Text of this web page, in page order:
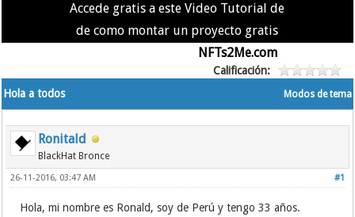
Accede gratis a este Video Tutorial de
de como montar un proyecto gratis
NFTs2Me.com
Calificación:
Modos de tema
Hola a todos
Ronitald
BlackHat Bronce
#1
26-11-2016, 03:47 AM
Hola, mi nombre es Ronald, soy de Perú y tengo 33 años.